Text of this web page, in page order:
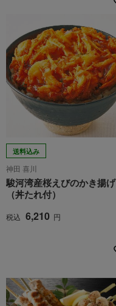
送料込み
神田 喜川
駿河湾産桜えびのかき揚げ
（丼たれ付）
税込 6,210 円